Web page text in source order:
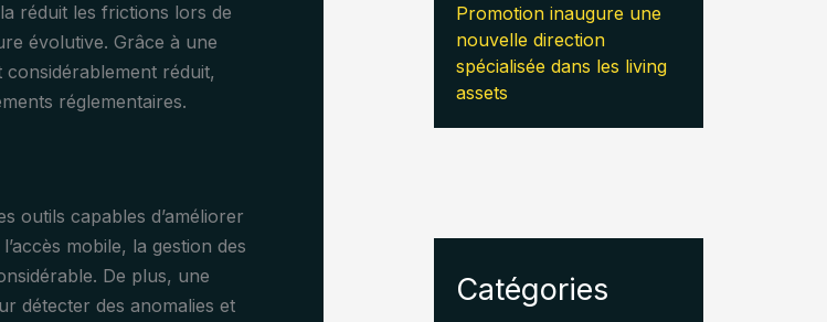
réduit les frictions lors de
évolutive. Grâce à une
réduit,
réglementaires.
outils capables d’améliorer
mobile, la gestion des
De plus, une
détecter des anomalies et
Promotion inaugure une
nouvelle direction
spécialisée dans les living
assets
Catégories